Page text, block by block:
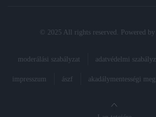
© 2025 All rights reserved. Powered by
moderálási szabályzat adatvédelmi
impresszum ászf akadálymentességi